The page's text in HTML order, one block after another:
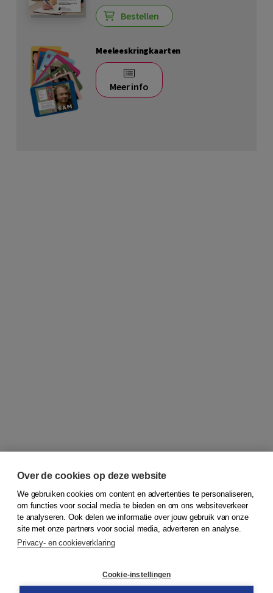
Bestellen
Meeleeskringkaarten
Meer info
© 2026Koninklijke Boom uitgevers
Bestellen
Over de cookies op deze website
We gebruiken cookies om content en advertenties te personaliseren,
om functies voor social media te bieden en om ons websiteverkeer
te analyseren. Ook delen we informatie over jouw gebruik van onze
site met onze partners voor social media, adverteren en analyse.
Privacy- en cookieverklaring
Cookie-instellingen